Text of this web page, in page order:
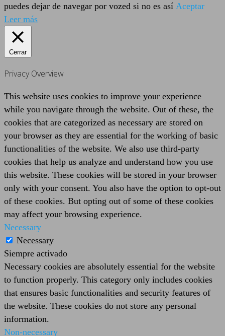
puedes dejar de navegar por vozed si no es así Aceptar
Leer más
Cerrar
Privacy Overview
This website uses cookies to improve your experience
while you navigate through the website. Out of these, the
cookies that are categorized as necessary are stored on
your browser as they are essential for the working of basic
functionalities of the website. We also use third-party
cookies that help us analyze and understand how you use
this website. These cookies will be stored in your browser
only with your consent. You also have the option to opt-out
of these cookies. But opting out of some of these cookies
may affect your browsing experience.
Necessary
Necessary
Siempre activado
Necessary cookies are absolutely essential for the website
to function properly. This category only includes cookies
that ensures basic functionalities and security features of
the website. These cookies do not store any personal
information.
Non-necessary